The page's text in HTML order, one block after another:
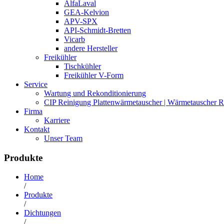
AlfaLaval
GEA-Kelvion
APV-SPX
API-Schmidt-Bretten
Vicarb
andere Hersteller
Freikühler
Tischkühler
Freikühler V-Form
Service
Wartung und Rekonditionierung
CIP Reinigung Plattenwärmetauscher | Wärmetauscher
Firma
Karriere
Kontakt
Unser Team
Produkte
Home
/
Produkte
/
Dichtungen
/